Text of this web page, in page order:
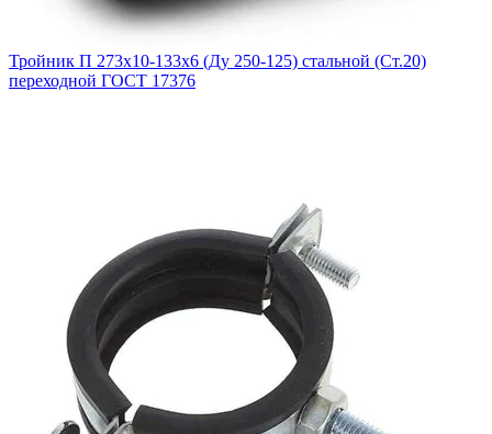
Тройник П 273х10-133х6 (Ду 250-125) стальной (Ст.20)
переходной ГОСТ 17376